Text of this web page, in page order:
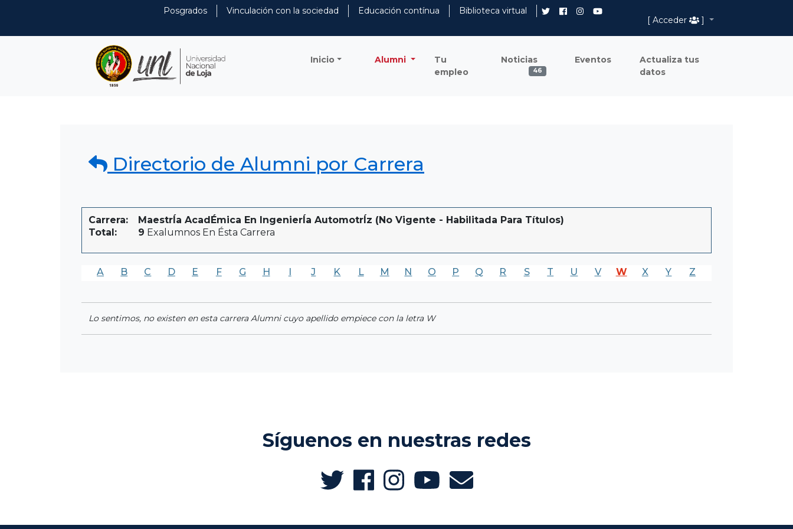
Posgrados Vinculación con la sociedad Educación contínua
Biblioteca virtual
[ Acceder
]
Inicio Alumni
Tu
empleo
Noticias
46
Eventos
Actualiza tus
datos
Directorio de Alumni por Carrera
Carrera:
MaestrÍa AcadÉmica En IngenierÍa AutomotrÍz (No Vigente - Habilitada Para Títulos)
Total:
9 Exalumnos En Ésta Carrera
A B C D E F G H I J K L M N O P Q R S T U V W X Y Z
Lo sentimos, no existen en esta carrera Alumni cuyo apellido empiece con la letra W
Síguenos en nuestras redes